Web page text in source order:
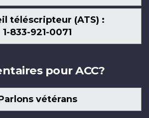
téléscripteur (ATS) :
1-833-921-0071
pour ACC?
vétérans